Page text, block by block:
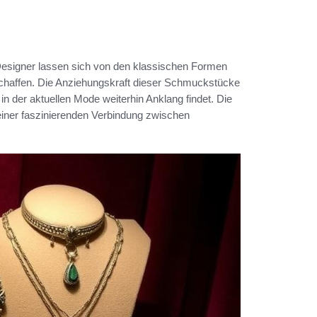
lassen sich von den klassischen Formen
Die Anziehungskraft dieser Schmuckstücke
der aktuellen Mode weiterhin Anklang findet. Die
faszinierenden Verbindung zwischen